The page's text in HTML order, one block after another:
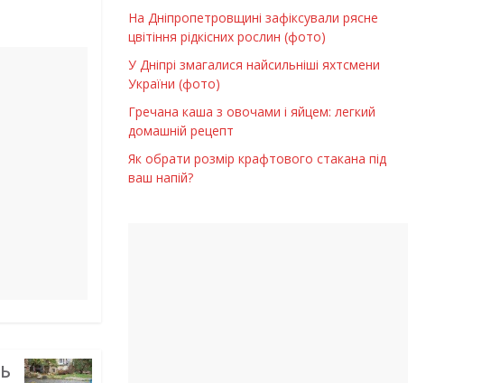
На Дніпропетровщині зафіксували рясне
цвітіння рідкісних рослин (фото)
У Дніпрі змагалися найсильніші яхтсмени
України (фото)
Гречана каша з овочами і яйцем: легкий
домашній рецепт
Як обрати розмір крафтового стакана під
ваш напій?